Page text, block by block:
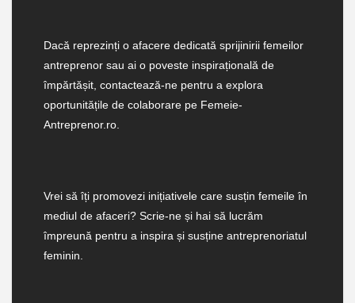
Dacă reprezinți o afacere dedicată sprijinirii femeilor
antreprenor sau ai o poveste inspirațională de
împărtășit, contactează-ne pentru a explora
oportunitățile de colaborare pe Femeie-
Antreprenor.ro.
Vrei să îți promovezi inițiativele care susțin femeile în
mediul de afaceri? Scrie-ne și hai să lucrăm
împreună pentru a inspira și susține antreprenoriatul
feminin.